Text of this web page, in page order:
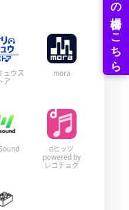
ュウス
ア
mora
dヒッツ
powered by
レコチョク